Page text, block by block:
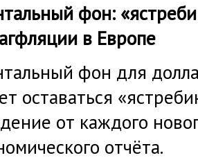
фон:
в Европе
фон для
оставаться
от каждого
отчёта.